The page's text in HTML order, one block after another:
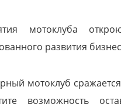
мотоклуба
развития
мотоклуб
возможность